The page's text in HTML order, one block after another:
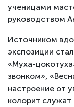
ученицами
руководством
Источником
экспозиции
«Муха-
звонком»,
настроение от
колорит служат